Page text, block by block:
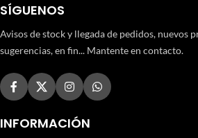
SÍGUENOS
Avisos de stock y llegada de pedidos, nuevos
sugerencias, en fin... Mantente en contacto.
INFORMACIÓN